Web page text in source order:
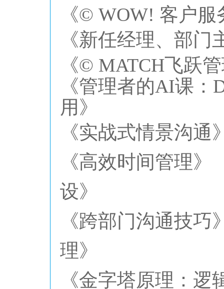
《© WOW! 客户服
《新任经理、部
《© MATCH飞跃
《管理者的AI课：
用》
《实战式情景沟通
《高效时间管理》
设》
《跨部门沟通技巧
理》
《金字塔原理：